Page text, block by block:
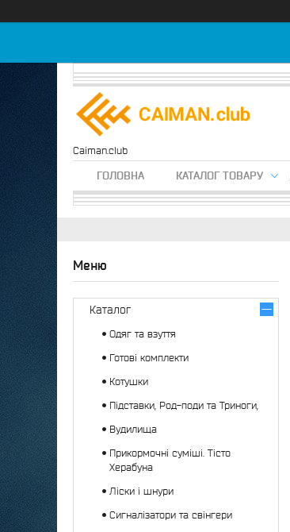
Caiman.club
ГОЛОВНА КАТАЛОГ ТОВАРУ
Каталог
Одяг та взуття
Готові комплекти
Котушки
Підставки, Род-поди та Триноги,
Вудилища
Прикормочні суміші. Тісто
Херабуна
Ліски і шнури
Сигналізатори та свінгери